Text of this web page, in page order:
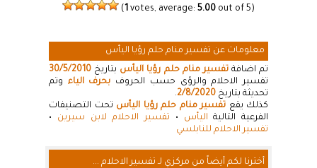
( 1 votes, average: 5.00 out of 5)
معلومات عن تفسير منام حلم رؤيا اليأس
تم اضافةتفسير منام حلم رؤيا اليأس بتاريخ 30/5/2010
تفسير الاحلام والرؤى حسب الحروف بحرف الياء وتم
تحديثة بتاريخ 2/8/2020
.
كذلك يقع تفسير منام حلم رؤيا اليأس تحت التصنيفات
الفرعية التالية اليأس • تفسير الاحلام لابن سيرين •
تفسير الاحلام للنابلسي
أخترنا لكم أيضاً من مركزي لـ تفسير الاحلام ...